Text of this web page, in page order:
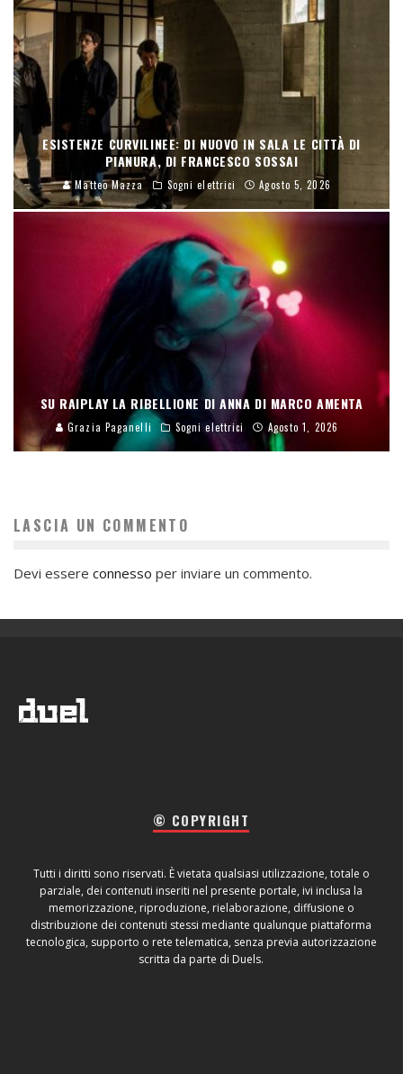
ESISTENZE CURVILINEE: DI NUOVO IN SALA LE CITTÀ DI
PIANURA, DI FRANCESCO SOSSAI
Matteo Mazza Sogni elettrici Agosto 5, 2026
SU RAIPLAY LA RIBELLIONE DI ANNA DI MARCO AMENTA
Grazia Paganelli Sogni elettrici Agosto 1, 2026
LASCIA UN COMMENTO
Devi essere connesso per inviare un commento.
© COPYRIGHT
Tutti i diritti sono riservati. È vietata qualsiasi utilizzazione, totale o
parziale, dei contenuti inseriti nel presente portale, ivi inclusa la
memorizzazione, riproduzione, rielaborazione, diffusione o
distribuzione dei contenuti stessi mediante qualunque piattaforma
tecnologica, supporto o rete telematica, senza previa autorizzazione
scritta da parte di Duels.